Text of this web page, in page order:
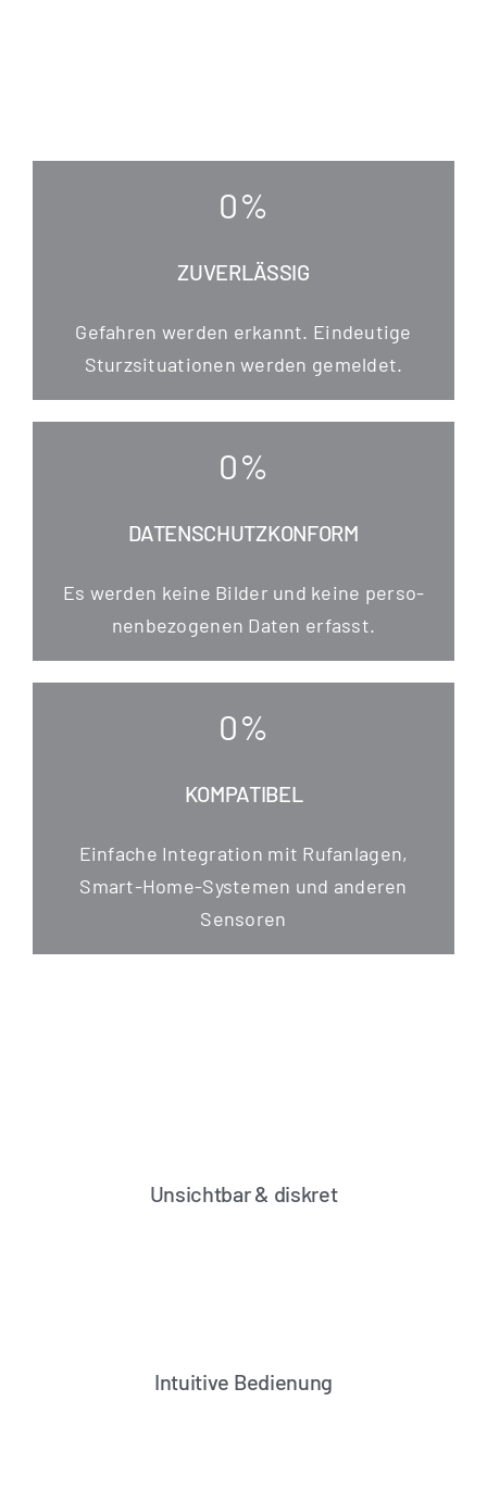
0%
ZUVERLÄSSIG
Gefah­ren wer­den erkannt. Ein­deu­ti­ge
Sturz­si­tua­tio­nen wer­den gemeldet.
0%
DATENSCHUTZKONFORM
Es wer­den kei­ne Bil­der und kei­ne per­so­
nen­be­zo­ge­nen Daten erfasst.
0%
KOMPATIBEL
Ein­fa­che Inte­gra­ti­on mit Ruf­an­la­gen,
Smart-Home-Sys­te­men und ande­ren
Sensoren
Unsichtbar & diskret
Intuitive Bedienung